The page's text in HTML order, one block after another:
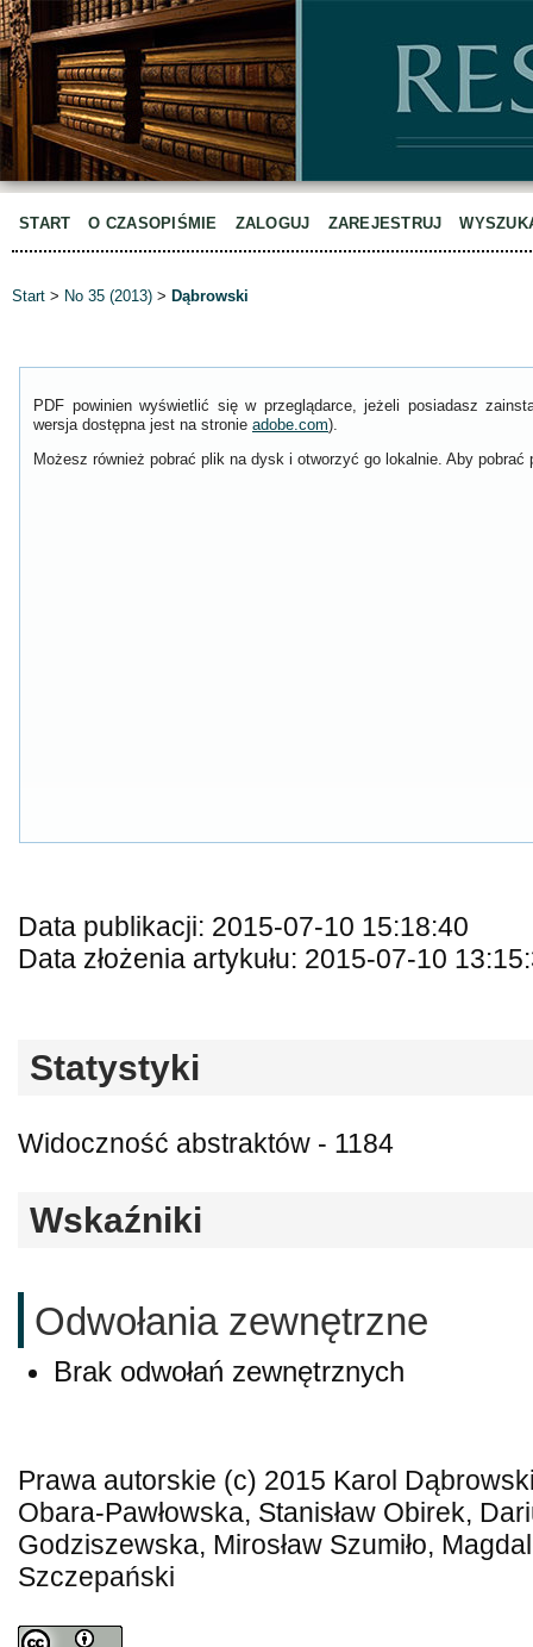
START O CZASOPIŚMIE ZALOGUJ ZAREJESTRUJ
Start > No 35 (2013) > Dąbrowski
PDF powinien wyświetlić się w przeglądarce, jeżeli posiadasz
wersja dostępna jest na stronie adobe.com).
Możesz również pobrać plik na dysk i otworzyć go lokalnie. Aby
Data publikacji: 2015-07-10 15:18:40
Data złożenia artykułu: 2015-07-10
Statystyki
Widoczność abstraktów - 1184
Wskaźniki
Odwołania zewnętrzne
Brak odwołań zewnętrznych
Prawa autorskie (c) 2015 Karol
Obara-Pawłowska, Stanisław Obirek,
Godziszewska, Mirosław Szumiło,
Szczepański